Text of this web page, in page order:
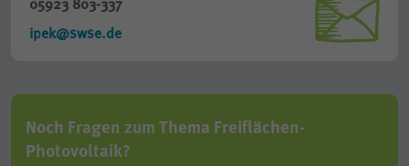
ipek@swse.de
Noch Fragen zum Thema Freiflächen-
Photovoltaik?